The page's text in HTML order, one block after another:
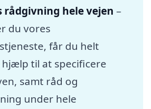
rådgivning hele vejen –
du vores
får du helt
til at specificere
samt råd og
under hele